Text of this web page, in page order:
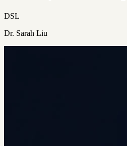
DSL
Dr. Sarah Liu